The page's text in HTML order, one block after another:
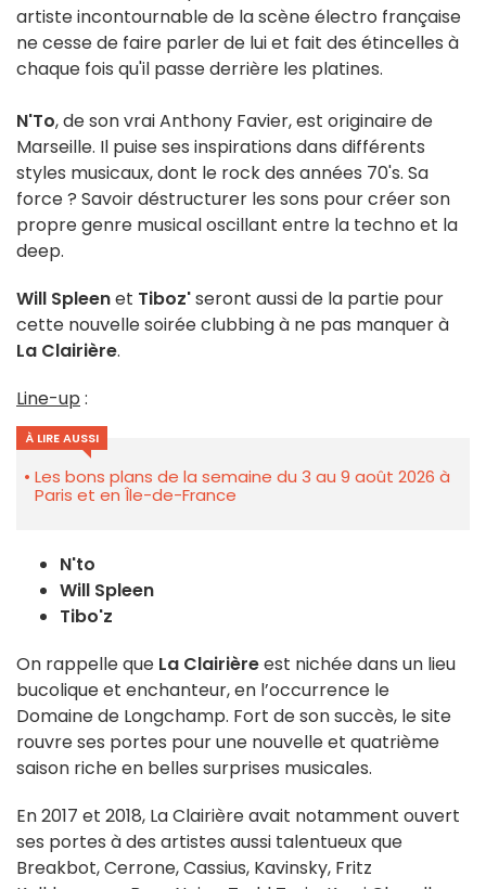
artiste incontournable de la scène électro française
ne cesse de faire parler de lui et fait des étincelles à
chaque fois qu'il passe derrière les platines.
N'To, de son vrai Anthony Favier, est originaire de
Marseille. Il puise ses inspirations dans différents
styles musicaux, dont le rock des années 70's. Sa
force ? Savoir déstructurer les sons pour créer son
propre genre musical oscillant entre la techno et la
deep.
Will Spleenet Tiboz'seront aussi de la partie pour
cette nouvelle soirée clubbing à ne pas manquer à
La Clairière.
Line-up :
À LIRE AUSSI
Les bons plans de la semaine du 3 au 9 août 2026 à
Paris et en Île-de-France
N'to
Will Spleen
Tibo'z
On rappelle que La Clairièreest nichée dans un lieu
bucolique et enchanteur, en l’occurrence le
Domaine de Longchamp. Fort de son succès, le site
rouvre ses portes pour une nouvelle et quatrième
saison riche en belles surprises musicales.
En 2017 et 2018, La Clairière avait notamment ouvert
ses portes à des artistes aussi talentueux que
Breakbot, Cerrone, Cassius, Kavinsky, Fritz